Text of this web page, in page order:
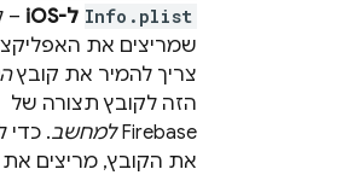
Info.plist ל-iOS
–
שמריצים את
צריך להמיר את קובץ
הזה לקובץ תצורה של
Firebase למחשב. כדי
את הקובץ, מריצים את